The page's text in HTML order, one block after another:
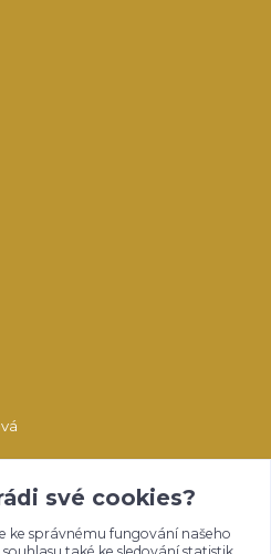
své cookies?
ke správnému fungování našeho